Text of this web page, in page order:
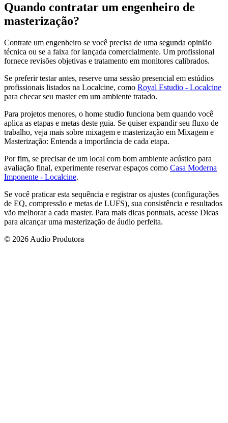
Quando contratar um engenheiro de
masterização?
Contrate um engenheiro se você precisa de uma segunda opinião
técnica ou se a faixa for lançada comercialmente. Um profissional
fornece revisões objetivas e tratamento em monitores calibrados.
Se preferir testar antes, reserve uma sessão presencial em estúdios
profissionais listados na Localcine, como Royal Estudio - Localcine
para checar seu master em um ambiente tratado.
Para projetos menores, o home studio funciona bem quando você
aplica as etapas e metas deste guia. Se quiser expandir seu fluxo de
trabalho, veja mais sobre mixagem e masterização em Mixagem e
Masterização: Entenda a importância de cada etapa.
Por fim, se precisar de um local com bom ambiente acústico para
avaliação final, experimente reservar espaços como Casa Moderna
Imponente - Localcine.
Se você praticar esta sequência e registrar os ajustes (configurações
de EQ, compressão e metas de LUFS), sua consistência e resultados
vão melhorar a cada master. Para mais dicas pontuais, acesse Dicas
para alcançar uma masterização de áudio perfeita.
© 2026 Audio Produtora